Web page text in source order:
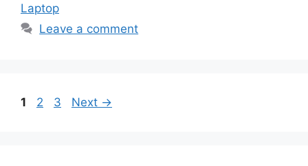
Laptop
Leave a comment
Page
1 Page
2 Page
3 Next →